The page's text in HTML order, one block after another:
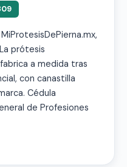
prótesis
a medida tras
con canastilla
Cédula
de Profesiones